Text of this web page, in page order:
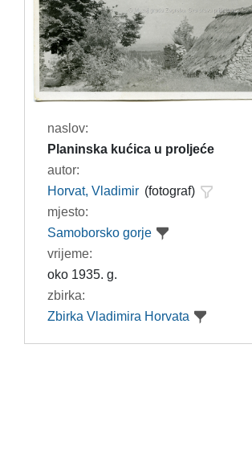
naslov:
Planinska kućica u proljeće
autor:
Horvat, Vladimir (fotograf)
mjesto:
Samoborsko gorje
vrijeme:
oko 1935. g.
zbirka:
Zbirka Vladimira Horvata